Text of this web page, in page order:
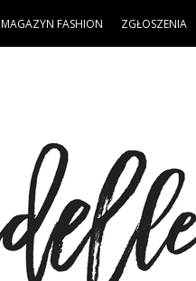
MAGAZYN FASHION ZGŁOSZENIA